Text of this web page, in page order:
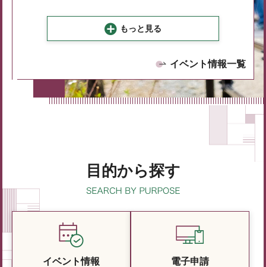
もっと見る
イベント情報一覧
目的から探す
イベント情報 電子申請